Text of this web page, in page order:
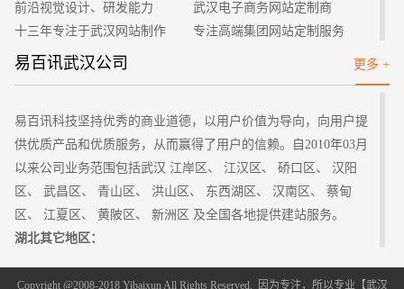
前沿视觉设计、研发能力
十三年专注于武汉网站制作
客户的满意是我们唯一的宗旨
武汉电子商务网站定制商
专注高端集团网站定制服务
更多 +
易百讯武汉公司
易百讯科技坚持优秀的商业道德，以用户价值为导向，向用户提
供优质产品和优质服务，从而赢得了用户的信赖。自2010年03月
以来公司业务范围包括武汉 江岸区、 江汉区、 硚口区、 汉阳
区、 武昌区、 青山区、 洪山区、 东西湖区、 汉南区、 蔡甸
区、 江夏区、 黄陂区、 新洲区 及全国各地提供建站服务。
湖北其它地区：
恩施土家族苗族自治州 仙桃 潜江 天门 神农架林区
Copyright @2008-2018 Yibaixun All Rights Reserved. 因为专注，所以专业【武汉